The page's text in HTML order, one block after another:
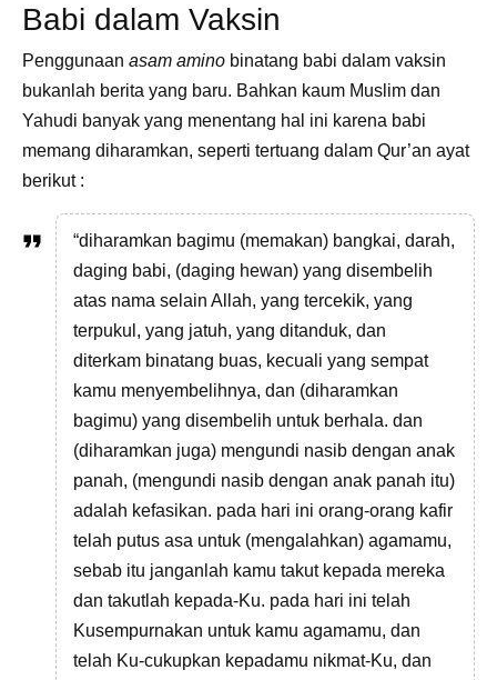
Babi dalam Vaksin
Penggunaan asam amino binatang babi dalam vaksin
bukanlah berita yang baru. Bahkan kaum Muslim dan
Yahudi banyak yang menentang hal ini karena babi
memang diharamkan, seperti tertuang dalam Qur’an ayat
berikut :
“diharamkan bagimu (memakan) bangkai, darah,
daging babi, (daging hewan) yang disembelih
atas nama selain Allah, yang tercekik, yang
terpukul, yang jatuh, yang ditanduk, dan
diterkam binatang buas, kecuali yang sempat
kamu menyembelihnya, dan (diharamkan
bagimu) yang disembelih untuk berhala. dan
(diharamkan juga) mengundi nasib dengan anak
panah, (mengundi nasib dengan anak panah itu)
adalah kefasikan. pada hari ini orang-orang kafir
telah putus asa untuk (mengalahkan) agamamu,
sebab itu janganlah kamu takut kepada mereka
dan takutlah kepada-Ku. pada hari ini telah
Kusempurnakan untuk kamu agamamu, dan
telah Ku-cukupkan kepadamu nikmat-Ku, dan